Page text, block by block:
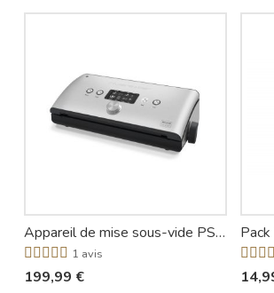
Appareil de mise sous-vide PSV760 - Riviera-et-Bar
1 avis
199,99 €